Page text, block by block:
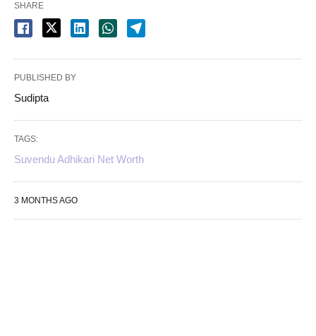
SHARE
PUBLISHED BY
Sudipta
TAGS:
Suvendu Adhikari Net Worth
3 MONTHS AGO